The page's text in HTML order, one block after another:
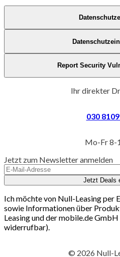
Report Security
Ihr direkter
030
Mo-Fr 8-
Jetzt zum Newsletter anmelden
Jetzt Deals
Ich möchte von Null-Leasing per
sowie Informationen über
Leasing und der mobile.de
widerrufbar).
© 2026 Null-